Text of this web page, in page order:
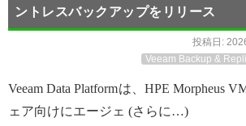
ントレスバックアップをリリース
投稿日:
Veeam Backup &
Veeam Data Platformは、HPE Morpheus
ェア向けにエージェ (さらに…)